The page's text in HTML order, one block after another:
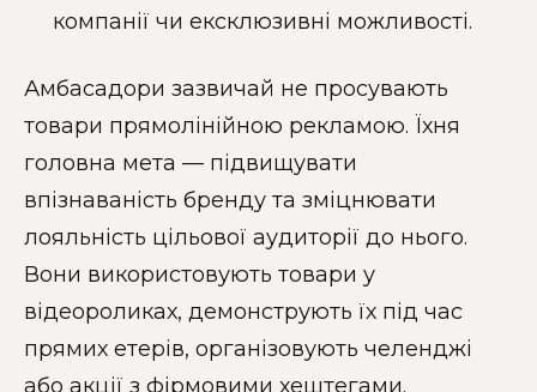
компанії чи ексклюзивні можливості.
Амбасадори зазвичай не просувають
товари прямолінійною рекламою. Їхня
головна мета — підвищувати
впізнаваність бренду та зміцнювати
лояльність цільової аудиторії до нього.
Вони використовують товари у
відеороликах, демонструють їх під час
прямих етерів, організовують челенджі
або акції з фірмовими хештегами.